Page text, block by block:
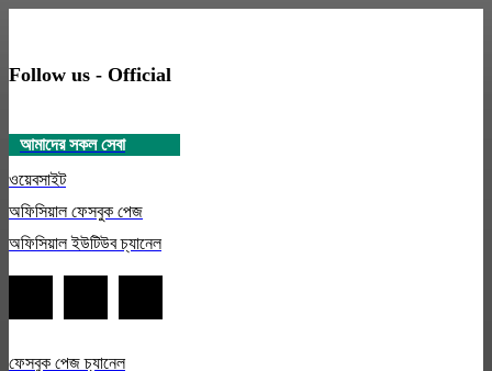
Follow us - Official
আমাদের সকল সেবা
ওয়েবসাইট
অফিসিয়াল ফেসবুক পেজ
অফিসিয়াল ইউটিউব চ্যানেল
ফেসবুক পেজ চ্যানেল